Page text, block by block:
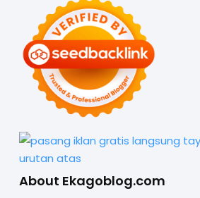
About Ekagoblog.com